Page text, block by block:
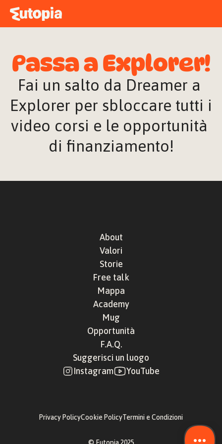
STORIE
FREE TALK
ACCEDI
Passa a Explorer!
Fai un salto da Dreamer a
Explorer per sbloccare tutti i
video corsi e le opportunità
di finanziamento!
About
Valori
Storie
Free talk
Mappa
Academy
Mug
Opportunità
F.A.Q.
Suggerisci un luogo
Instagram
YouTube
Privacy PolicyCookie PolicyTermini e Condizioni